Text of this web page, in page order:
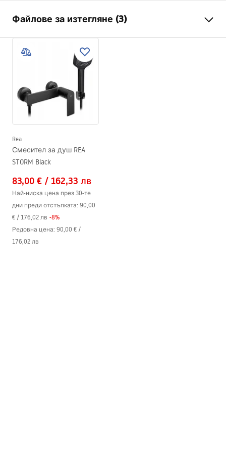
Начин на монтаж
Стояща
Цвят
Черни
Вид на чучура
Обхват на чучура
Височина
Диаметър на връзката
Гаранция
Файлове за изтегляне (3)
Гаранционни условия
Warranty_Terms_and_Conditions_Faucets_-_5.pdf
Инструкции за монтаж
Safety_Information_Faucets.pdf
Rea
Смесител за душ REA
STORM Black
83,00 € / 162,33 лв
Най-ниска цена през 30-те
дни преди отстъпката: 90,00
€ / 176,02 лв -8%
Редовна цена: 90,00 € /
176,02 лв